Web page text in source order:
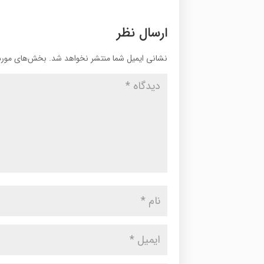
ارسال نظر
نشانی ایمیل شما منتشر نخواهد شد. بخش‌های